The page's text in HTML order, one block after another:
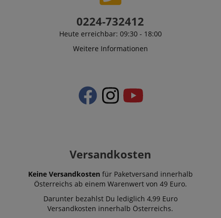
0224-732412
Heute erreichbar: 09:30 - 18:00
Weitere Informationen
Versandkosten
Keine Versandkosten für Paketversand innerhalb
Österreichs ab einem Warenwert von 49 Euro.
Darunter bezahlst Du lediglich 4,99 Euro
Versandkosten innerhalb Österreichs.